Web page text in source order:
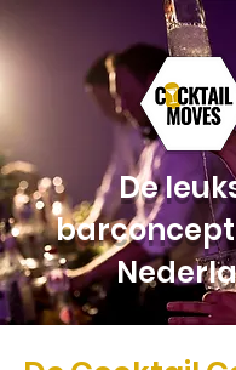
De